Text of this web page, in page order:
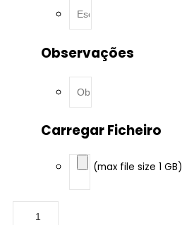
Observações
Carregar Ficheiro
(max file size 1 GB)